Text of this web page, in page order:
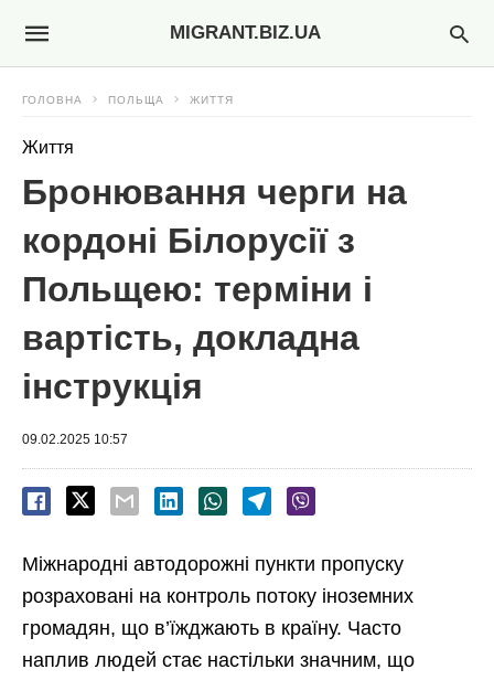
MIGRANT.BIZ.UA
ГОЛОВНА ПОЛЬЩА ЖИТТЯ
Життя
Бронювання черги на
кордоні Білорусії з
Польщею: терміни і
вартість, докладна
інструкція
09.02.2025 10:57
Міжнародні автодорожні пункти пропуску
розраховані на контроль потоку іноземних
громадян, що в’їжджають в країну. Часто
наплив людей стає настільки значним, що